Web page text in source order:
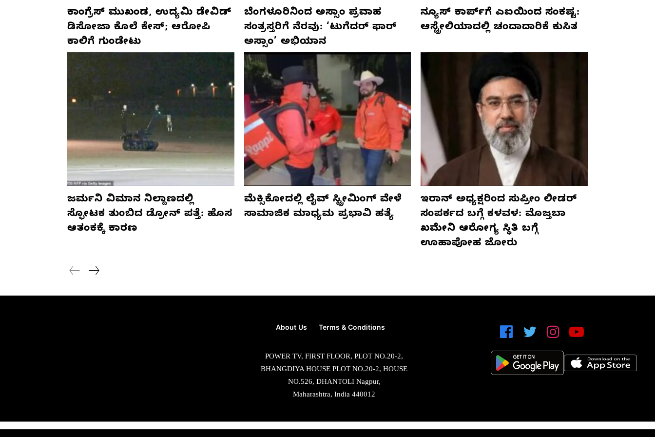
ಕಾಂಗ್ರೆಸ್‌ ಮುಖಂಡ, ಉದ್ಯಮಿ ಡೇವಿಡ್‌
ಡಿಸೋಜಾ ಕೊಲೆ ಕೇಸ್;‌ ಆರೋಪಿ
ಕಾಲಿಗೆ ಗುಂಡೇಟು
ಬೆಂಗಳೂರಿನಿಂದ ಅಸ್ಸಾಂ ಪ್ರವಾಹ
ಸಂತ್ರಸ್ತರಿಗೆ ನೆರವು: ‘ಟುಗೆದರ್ ಫಾರ್
ಅಸ್ಸಾಂ’ ಅಭಿಯಾನ
ನ್ಯೂಸ್ ಕಾರ್ಪ್‌ಗೆ ಎಐಯಿಂದ ಸಂಕಷ್ಟ:
ಆಸ್ಟ್ರೇಲಿಯಾದಲ್ಲಿ ಚಂದಾದಾರಿಕೆ ಕುಸಿತ
ಜರ್ಮನಿ ವಿಮಾನ ನಿಲ್ದಾಣದಲ್ಲಿ
ಸ್ಫೋಟಕ ತುಂಬಿದ ಡ್ರೋನ್ ಪತ್ತೆ: ಹೊಸ
ಆತಂಕಕ್ಕೆ ಕಾರಣ
ಮೆಕ್ಸಿಕೋದಲ್ಲಿ ಲೈವ್ ಸ್ಟ್ರೀಮಿಂಗ್ ವೇಳೆ
ಸಾಮಾಜಿಕ ಮಾಧ್ಯಮ ಪ್ರಭಾವಿ ಹತ್ಯೆ
ಇರಾನ್ ಅಧ್ಯಕ್ಷರಿಂದ ಸುಪ್ರೀಂ ಲೀಡರ್
ಸಂಪರ್ಕದ ಬಗ್ಗೆ ಕಳವಳ: ಮೊಜ್ತಬಾ
ಖಮೇನಿ ಆರೋಗ್ಯ ಸ್ಥಿತಿ ಬಗ್ಗೆ
ಊಹಾಪೋಹ ಜೋರು
About Us Terms & Conditions
POWER TV, FIRST FLOOR, PLOT NO.20-2,
BHANGDIYA HOUSE PLOT NO.20-2, HOUSE
NO.526, DHANTOLI Nagpur,
Maharashtra, India 440012